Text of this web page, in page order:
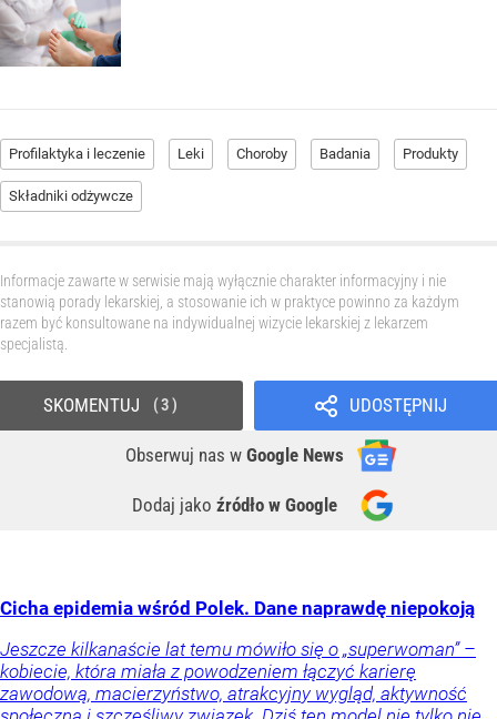
Profilaktyka i leczenie Leki Choroby Badania Produkty
Składniki odżywcze
Informacje zawarte w serwisie mają wyłącznie charakter informacyjny i nie
stanowią porady lekarskiej, a stosowanie ich w praktyce powinno za każdym
razem być konsultowane na indywidualnej wizycie lekarskiej z lekarzem
specjalistą.
UDOSTĘPNIJ
Obserwuj nas w Google News
Dodaj jako źródło w Google
SKOMENTUJ 3
Cicha epidemia wśród Polek. Dane naprawdę niepokoją
Jeszcze kilkanaście lat temu mówiło się o „superwoman” –
kobiecie, która miała z powodzeniem łączyć karierę
zawodową, macierzyństwo, atrakcyjny wygląd, aktywność